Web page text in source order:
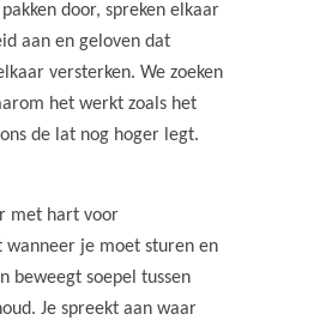
door, spreken elkaar
aan en geloven dat
versterken. We zoeken
het werkt zoals het
de lat nog hoger legt.
met hart voor
wanneer je moet sturen en
beweegt soepel tussen
Je spreekt aan waar